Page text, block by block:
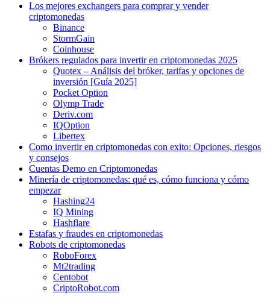
Los mejores exchangers para comprar y vender
criptomonedas
Binance
StormGain
Coinhouse
Brókers regulados para invertir en criptomonedas 2025
Quotex – Análisis del bróker, tarifas y opciones de
inversión [Guía 2025]
Pocket Option
Olymp Trade
Deriv.com
IQOption
Libertex
Como invertir en criptomonedas con exito: Opciones, riesgos
y consejos
Cuentas Demo en Criptomonedas
Minería de criptomonedas: qué es, cómo funciona y cómo
empezar
Hashing24
IQ Mining
Hashflare
Estafas y fraudes en criptomonedas
Robots de criptomonedas
RoboForex
Mt2trading
Centobot
CriptoRobot.com